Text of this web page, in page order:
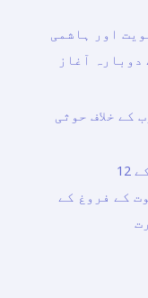
اور ہاشمی
آغاز
کے خلاف حوثی
مسلم کونسل آف ایلڈرز کے قیام کے 12
کے فروغ کے